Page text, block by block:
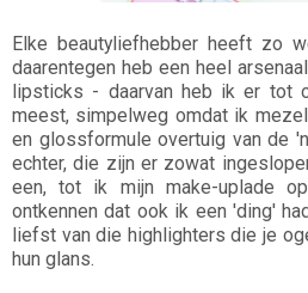
Elke beautyliefhebber heeft zo
daarentegen heb een heel
lipsticks - daarvan heb ik er tot
meest, simpelweg omdat ik
en glossformule overtuig van de
echter, die zijn er zowat
een, tot ik mijn make-uplade
ontkennen dat ook ik een 'ding'
liefst van die highlighters die je
hun glans.